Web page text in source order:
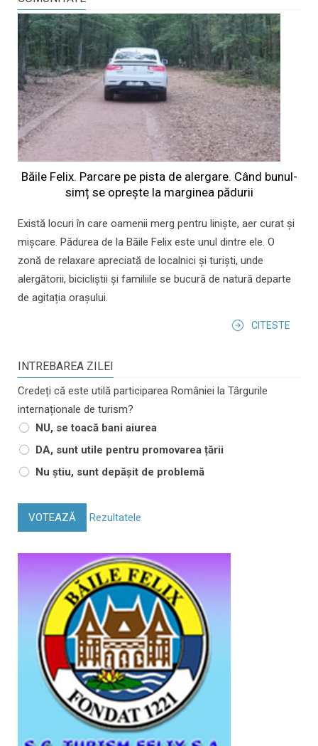
Băile Felix. Parcare pe pista de alergare. Când bunul-
simț se oprește la marginea pădurii
Există locuri în care oamenii merg pentru liniște, aer curat și
mișcare. Pădurea de la Băile Felix este unul dintre ele. O
zonă de relaxare apreciată de localnici și turiști, unde
alergătorii, bicicliștii și familiile se bucură de natură departe
de agitația orașului.
CITESTE
INTREBAREA ZILEI
Credeți că este utilă participarea României la Târgurile
internaționale de turism?
NU, se toacă bani aiurea
DA, sunt utile pentru promovarea țării
Nu știu, sunt depășit de problemă
VOTEAZĂ Rezultatele